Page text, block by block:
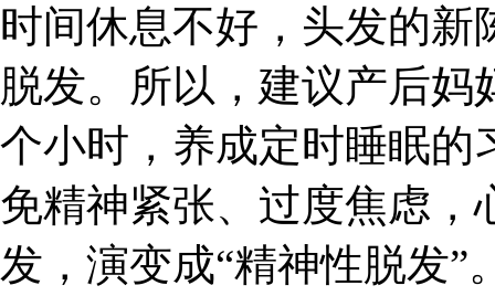
时间休息不好，头发的
脱发。所以，建议产后
个小时，养成定时睡眠的
免精神紧张、过度焦虑，
发，演变成“精神性脱发”